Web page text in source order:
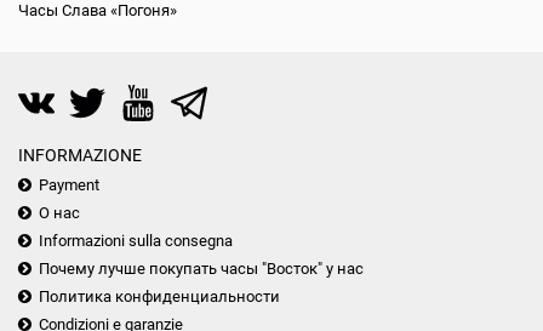
Часы Слава «Погоня»
INFORMAZIONE
Payment
О нас
Informazioni sulla consegna
Почему лучше покупать часы "Восток" у нас
Политика конфиденциальности
Condizioni e garanzie